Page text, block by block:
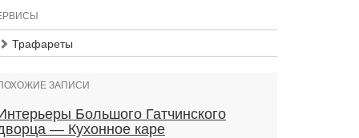
Трафареты
ЗАПИСИ
Большого Гатчинского
— Кухонное каре